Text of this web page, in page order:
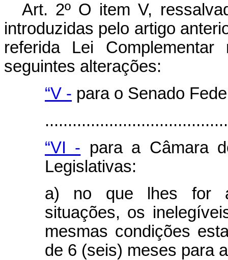
Art. 2º O item V,
introduzidas pelo artigo
referida Lei
seguintes alterações:
“V - para o Senado
“VI - para a Câmara
Legislativas:
a) no que lhes for
situações, os
mesmas condições
de 6 (seis) meses para